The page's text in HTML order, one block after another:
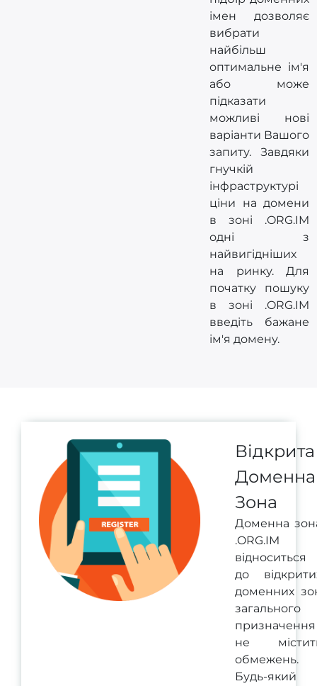
імен дозволяє
вибрати
найбільш
оптимальне ім'я
або може
підказати
можливі нові
варіанти Вашого
запиту. Завдяки
гнучкій
інфраструктурі
ціни на домени
в зоні .ORG.IM
одні з
найвигідніших
на ринку. Для
початку пошуку
в зоні .ORG.IM
введіть бажане
ім'я домену.
Відкрита
Доменна
Зона
Доменна
.ORG.IM
відноситься
до
доменних
загального
призначення
не
обмежень.
Будь-який